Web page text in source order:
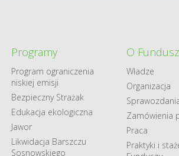
Programy
Program ograniczenia
niskiej emisji
Bezpieczny Strażak
Edukacja ekologiczna
Jawor
Likwidacja Barszczu
Sosnowskiego
O
Władze
Organizacja
Zamówienia
Praca
Praktyki i